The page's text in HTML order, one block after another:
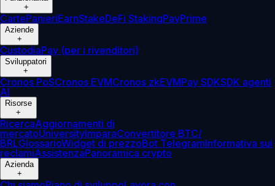
+
CartePanieriEarnStakeDeFi StakingPayPrime
Aziende
+
CustodiaPay (per i rivenditori)
Sviluppatori
+
Cronos PoSCronos EVMCronos zkEVMPay SDKSDK agenti
AI
Risorse
+
RicercaAggiornamenti di
mercatoUniversityImparaConvertitore BTC/
BRLGlossarioWidget di prezzoBot TelegramInformativa sui
reclamiAssistenzaPanoramica crypto
Azienda
+